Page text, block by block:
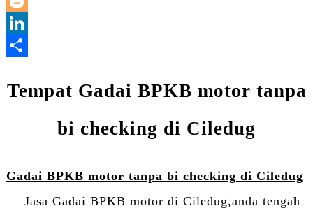
Tempat Gadai BPKB motor tanpa
bi checking di Ciledug
Gadai BPKB motor tanpa bi checking di Ciledug
– Jasa Gadai BPKB motor di Ciledug,anda tengah